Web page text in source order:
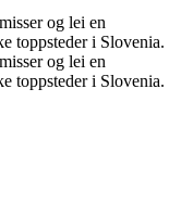
og lei en
toppsteder i Slovenia.
og lei en
toppsteder i Slovenia.